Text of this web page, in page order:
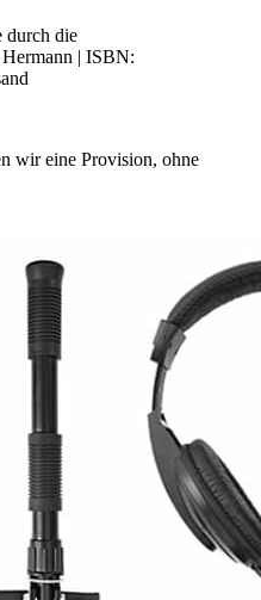
durch die
Hermann | ISBN:
wir eine Provision, ohne